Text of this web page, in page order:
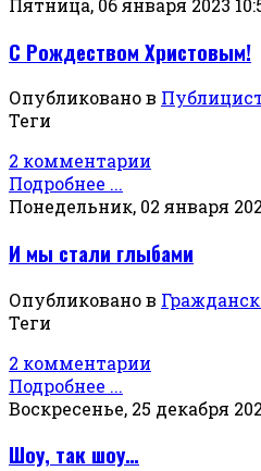
Пятница, 06 января 2023
С Рождеством Христовым!
Опубликовано в
Теги
2 комментарии
Подробнее ...
Понедельник, 02 января
И мы стали глыбами
Опубликовано в
Теги
2 комментарии
Подробнее ...
Воскресенье, 25 декабря
Шоу, так шоу…